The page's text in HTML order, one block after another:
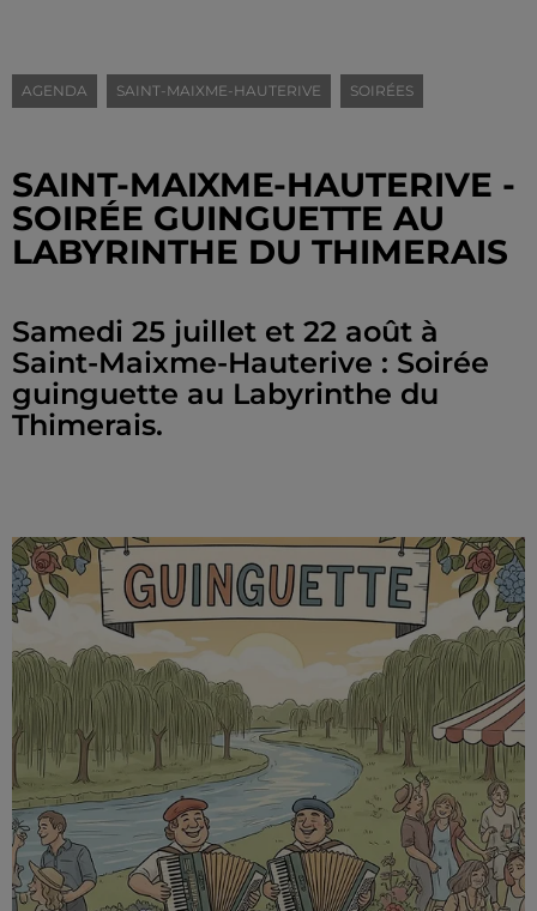
AGENDA SAINT-MAIXME-HAUTERIVE SOIRÉES
SAINT-MAIXME-HAUTERIVE -
SOIRÉE GUINGUETTE AU
LABYRINTHE DU THIMERAIS
Samedi 25 juillet et 22 août à
Saint-Maixme-Hauterive : Soirée
guinguette au Labyrinthe du
Thimerais.